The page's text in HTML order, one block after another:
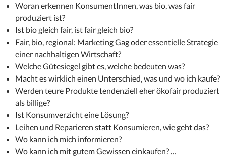
Woran erkennen KonsumentInnen, was bio, was fair
produziert ist?
Ist bio gleich fair, ist fair gleich bio?
Fair, bio, regional: Marketing Gag oder essentielle Strategie
einer nachhaltigen Wirtschaft?
Welche Gütesiegel gibt es, welche bedeuten was?
Macht es wirklich einen Unterschied, was und wo ich kaufe?
Werden teure Produkte tendenziell eher ökofair produziert
als billige?
Ist Konsumverzicht eine Lösung?
Leihen und Reparieren statt Konsumieren, wie geht das?
Wo kann ich mich informieren?
Wo kann ich mit gutem Gewissen einkaufen? …